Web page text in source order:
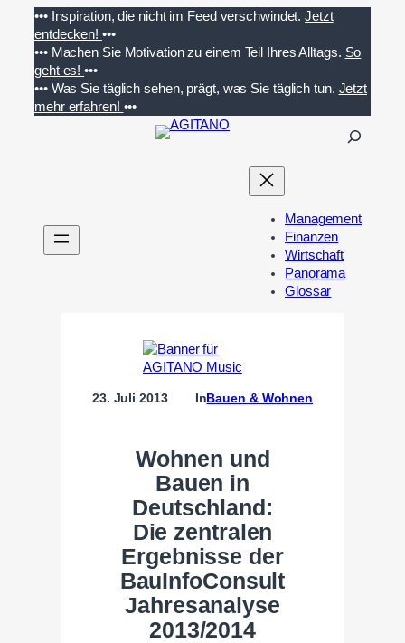
Inhalt
springen
••• Inspiration, die nicht im Feed verschwindet. Jetzt
entdecken! •••
••• Machen Sie Motivation zu einem Teil Ihres Alltags. So
geht es!•••
••• Was Sie täglich sehen, prägt, was Sie täglich tun. Jetzt
mehr erfahren! •••
n
Management
Finanzen
Wirtschaft
Panorama
Glossar
23. Juli 2013 InBauen & Wohnen
Wohnen und
Bauen in
Deutschland:
Die zentralen
Ergebnisse der
BauInfoConsult
Jahresanalyse
2013/2014